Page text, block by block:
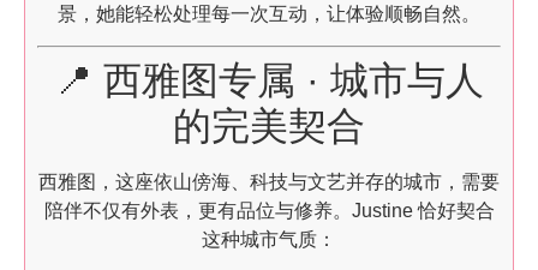
景，她能轻松处理每一次互动，让体验顺畅自然。
📍 西雅图专属 · 城市与人
的完美契合
西雅图，这座依山傍海、科技与文艺并存的城市，需要
陪伴不仅有外表，更有品位与修养。Justine 恰好契合
这种城市气质：